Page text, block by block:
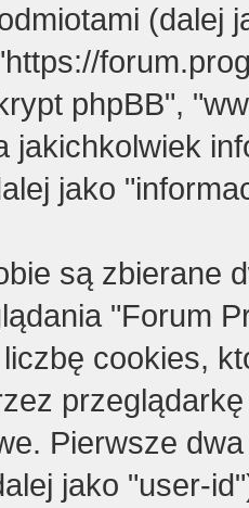
(dalej
phpBB",
jakichkolwiek
jako
są zbierane
"Forum
cookies,
Pierwsze
jako "user-